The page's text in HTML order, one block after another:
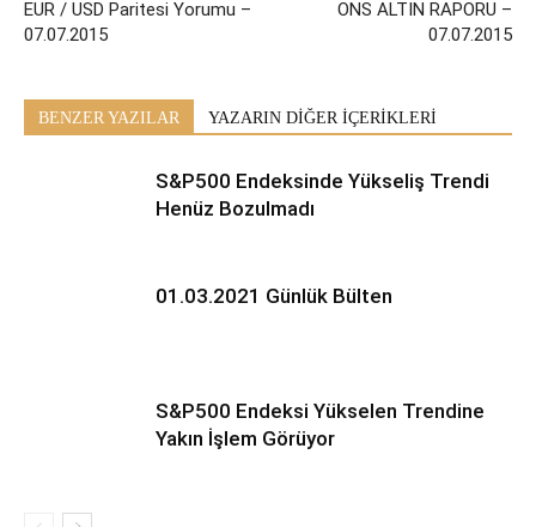
EUR / USD Paritesi Yorumu –
07.07.2015
ONS ALTIN RAPORU –
07.07.2015
BENZER YAZILAR YAZARIN DİĞER İÇERİKLERİ
S&P500 Endeksinde Yükseliş Trendi
Henüz Bozulmadı
01.03.2021 Günlük Bülten
S&P500 Endeksi Yükselen Trendine
Yakın İşlem Görüyor